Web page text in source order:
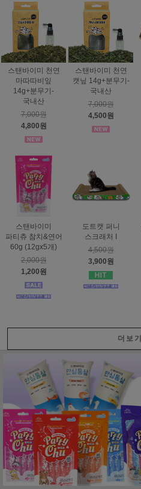
스탠바이미 천연
마따따비잎
14g+분무기-
국내산
7,000원
4,800원
스탠바이미 천연
캣닢 14g+분무기-
국내산
7,000원
4,500원
스탠바이미
파티츄 참치&연어
60g (12gx5개)
2,000원
1,200원
도트캣 퍼니
스크래처 I
4,500원
3,900원
더보기